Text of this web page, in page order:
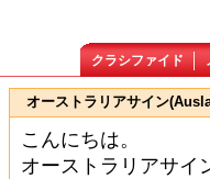
クラシファイド
オーストラリアサイン
こんにちは。
オーストラリアサイ